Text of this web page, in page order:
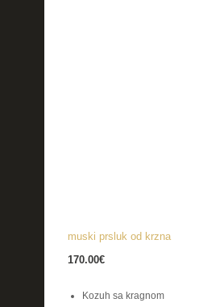
muski prsluk od krzna
170.00€
Kozuh sa kragnom